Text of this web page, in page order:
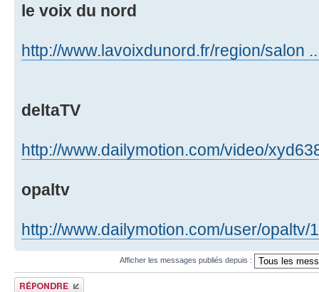
le voix du nord
http://www.lavoixdunord.fr/region/salon
deltaTV
http://www.dailymotion.com/video/
opaltv
http://www.dailymotion.com/user/opaltv/
Afficher les messages publiés depuis :
Publier une réponse